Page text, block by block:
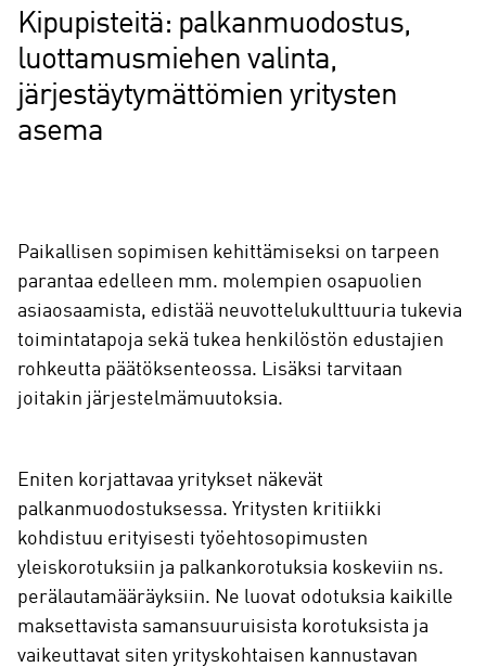
Kipupisteitä: palkanmuodostus,
luottamusmiehen valinta,
järjestäytymättömien yritysten
asema
Paikallisen sopimisen kehittämiseksi on tarpeen
parantaa edelleen mm. molempien osapuolien
asiaosaamista, edistää neuvottelukulttuuria tukevia
toimintatapoja sekä tukea henkilöstön edustajien
rohkeutta päätöksenteossa. Lisäksi tarvitaan
joitakin järjestelmämuutoksia.
Eniten korjattavaa yritykset näkevät
palkanmuodostuksessa. Yritysten kritiikki
kohdistuu erityisesti työehtosopimusten
yleiskorotuksiin ja palkankorotuksia koskeviin ns.
perälautamääräyksiin. Ne luovat odotuksia kaikille
maksettavista samansuuruisista korotuksista ja
vaikeuttavat siten yrityskohtaisen kannustavan